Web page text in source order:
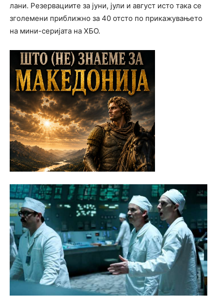
лани. Резервациите за јуни, јули и август исто така се
зголемени приближно за 40 отсто по прикажувањето
на мини-серијата на ХБО.